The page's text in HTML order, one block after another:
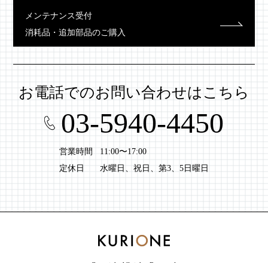
メンテナンス受付
消耗品・追加部品のご購入
お電話でのお問い合わせはこちら
03-5940-4450
営業時間
11:00〜17:00
定休日
水曜日、祝日、第3、5日曜日